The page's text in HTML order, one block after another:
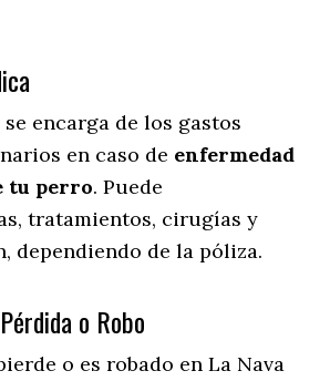
encarga de los gastos
en caso de enfermedad
tu perro. Puede
tratamientos, cirugías y
dependiendo de la póliza.
o Robo
o es robado en La Nava